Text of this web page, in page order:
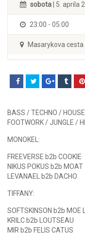
sobota | 5. aprila
23:00 - 05:00
Masarykova cesta
BASS / TECHNO /
FOOTWORK / JUNGLE /
MONOKEL:
FREEVERSE b2b COOKIE
NIKUS POKUS b2b MOAT
LEVANAEL b2b DACHO
TIFFANY:
SOFTSKINSON b2b MOE
KRILC b2b LOUTSEAU
MIR b2b FELIS CATUS